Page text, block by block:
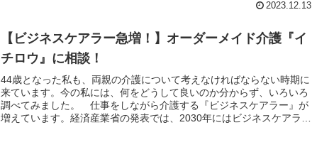
2023.12.13
【ビジネスケアラー急増！】オーダーメイド介護『イ
チロウ』に相談！
44歳となった私も、両親の介護について考えなければならない時期に
来ています。今の私には、何をどうして良いのか分からず、いろいろ
調べてみました。 仕事をしながら介護する『ビジネスケアラー』が
増えています。経済産業省の発表では、2030年にはビジネスケアラー